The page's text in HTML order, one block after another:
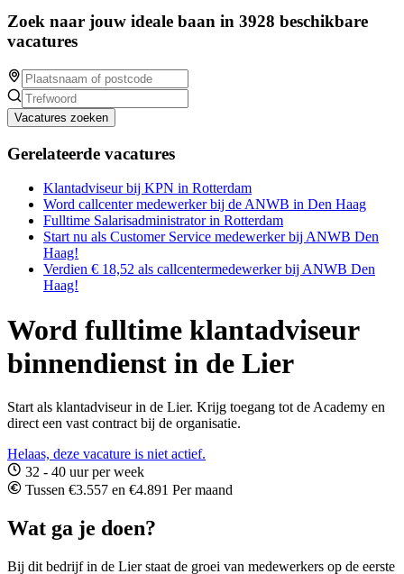
Zoek naar jouw ideale baan in 3928 beschikbare
vacatures
Vacatures zoeken
Gerelateerde vacatures
Klantadviseur bij KPN in Rotterdam
Word callcenter medewerker bij de ANWB in Den Haag
Fulltime Salarisadministrator in Rotterdam
Start nu als Customer Service medewerker bij ANWB Den
Haag!
Verdien € 18,52 als callcentermedewerker bij ANWB Den
Haag!
Word fulltime klantadviseur
binnendienst in de Lier
Start als klantadviseur in de Lier. Krijg toegang tot de Academy en
direct een vast contract bij de organisatie.
Helaas, deze vacature is niet actief.
32 - 40 uur per week
Tussen €3.557 en €4.891 Per maand
Wat ga je doen?
Bij dit bedrijf in de Lier staat de groei van medewerkers op de eerste